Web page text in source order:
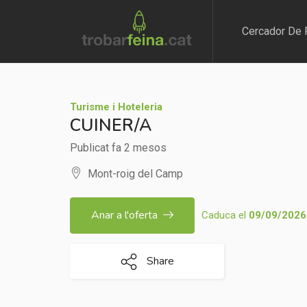
Cercador De
Turisme i Hoteleria
CUINER/A
Publicat fa 2 mesos
Mont-roig del Camp
Caduca el 09/09/2026
Anar a l'oferta
Share